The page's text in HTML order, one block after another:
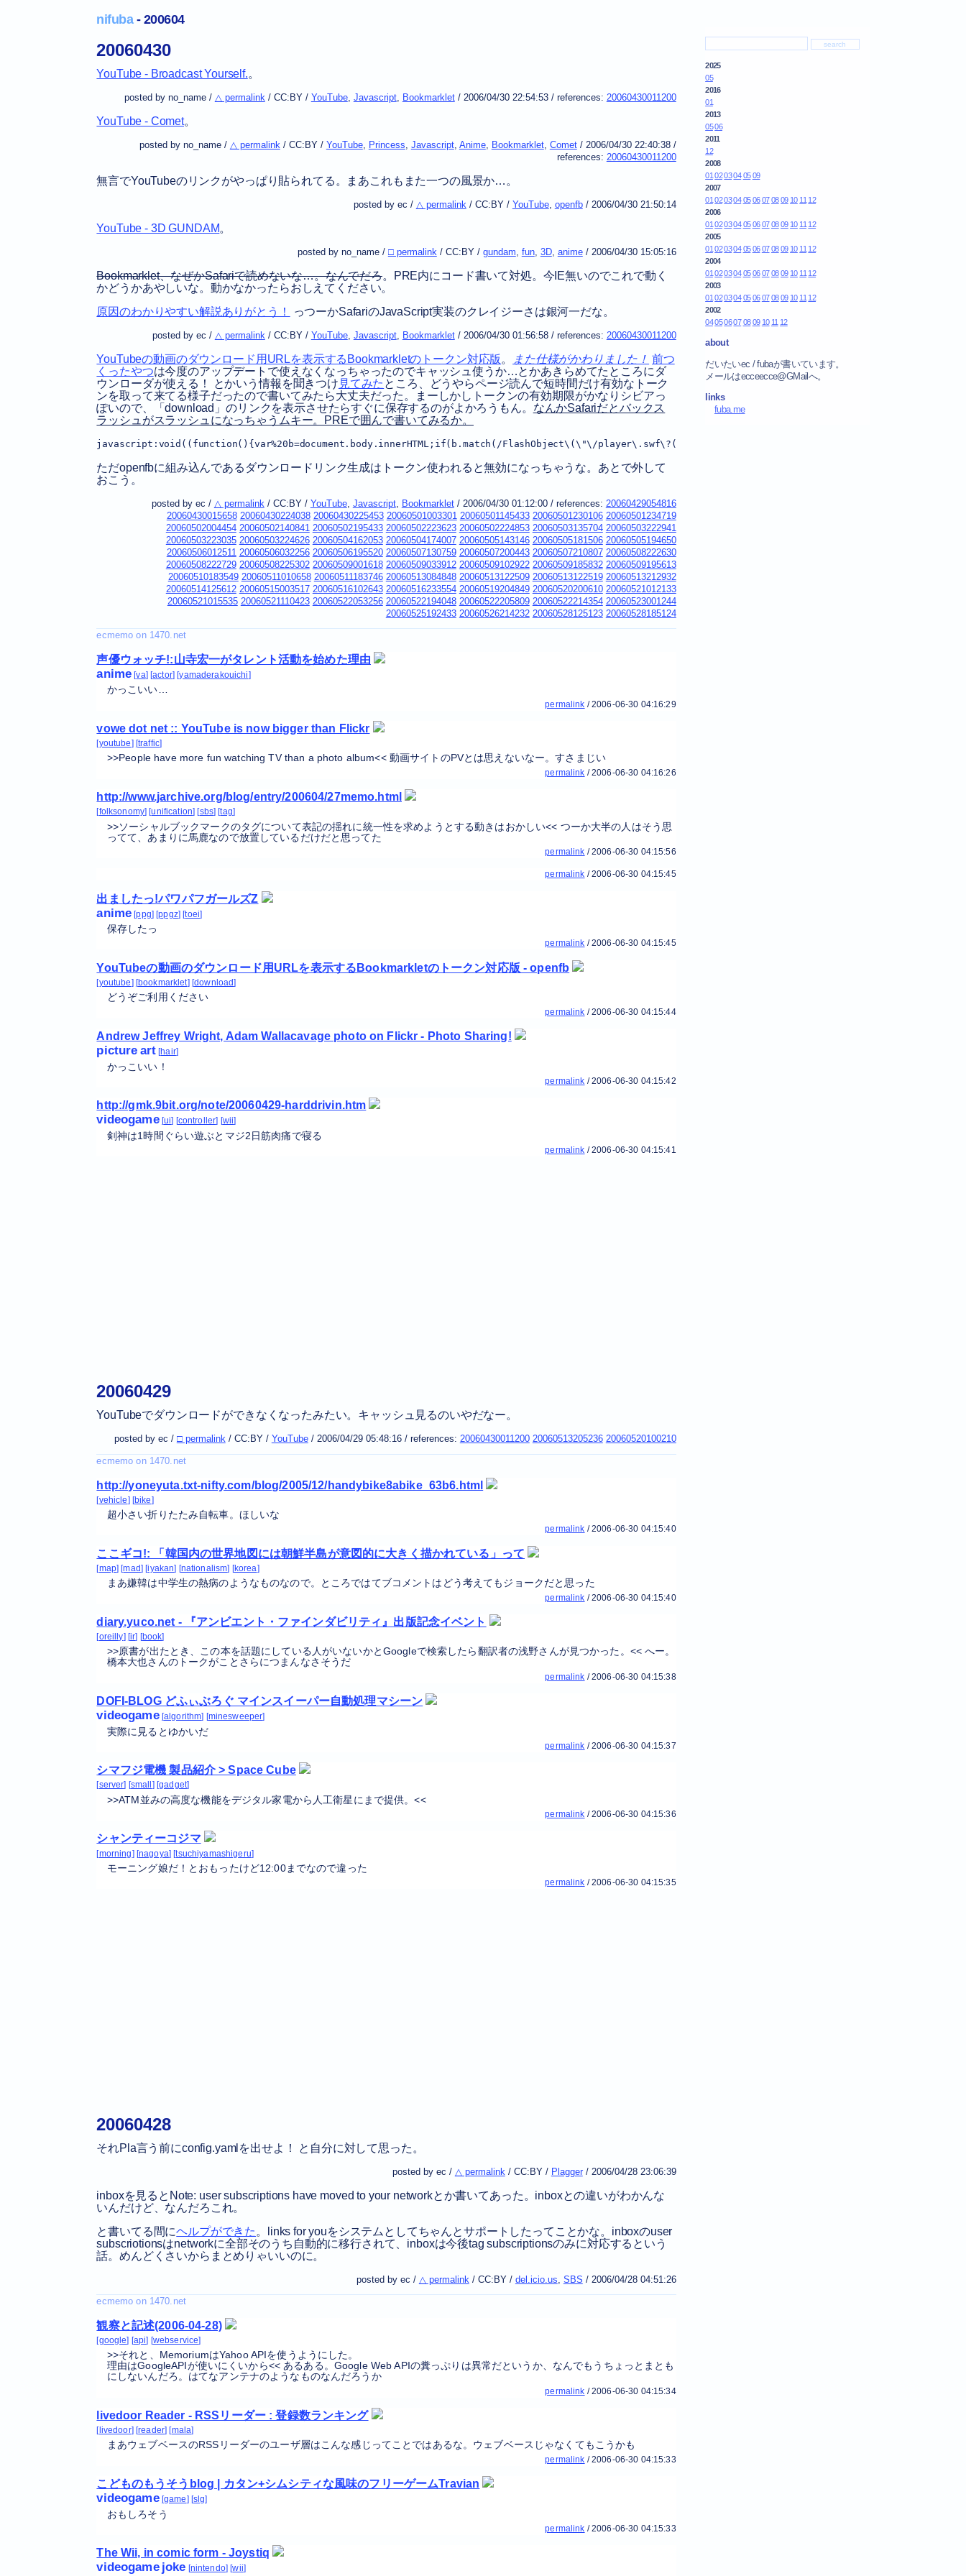
nifuba- 200604
2025
05
2016
01
2013
0506
2011
12
2008
01 020304 05 09
2007
01 020304 05 06 07 0809 10 11 12
2006
01 020304 05 06 07 0809 10 11 12
2005
01 020304 05 06 07 0809 10 11 12
2004
01 020304 05 06 07 0809 10 11 12
2003
01 020304 05 06 07 0809 10 11 12
2002
04050607 08 09 10 11 12
about
だいたいec / fubaが書いています。
メールはecceecce@GMailへ。
links
fuba.me
20060430
YouTube - Broadcast Yourself.。
posted by no_name / △ permalink / CC:BY/ YouTube, Javascript, Bookmarklet/ 2006/04/30 22:54:53/ references: 20060430011200
YouTube - Comet。
posted by no_name / △ permalink / CC:BY/ YouTube, Princess Javascript, Anime, Bookmarklet, Comet/ 2006/04/30 22:40:38/
references: 20060430011200
無言でYouTubeのリンクがやっぱり貼られてる。まあこれもまた一つの風景か…。
posted by ec / △ permalink / CC:BY/ YouTube, openfb/ 2006/04/30 21:50:14
YouTube - 3D GUNDAM。
posted by no_name / □ permalink / CC:BY/ gundam fun, 3D, anime/ 2006/04/30 15:05:16
Bookmarklet、なぜかSafariで読めないな…。なんでだろ。PRE内にコード書いて対処。今IE無いのでこれで動く
かどうかあやしいな。動かなかったらおしえてください。
原因のわかりやすい解説ありがとう！
っつーかSafariのJavaScript実装のクレイジーさは銀河一だな。
posted by ec / △ permalink / CC:BY/ YouTube, Javascript, Bookmarklet/ 2006/04/30 01:56:58/ references: 20060430011200
YouTubeの動画のダウンロード用URLを表示するBookmarkletのトークン対応版 。 また仕様がかわりました！ 前つ
くったやつは今度のアップデートで使えなくなっちゃったのでキャッシュ使うか…とかあきらめてたところにダ
ウンローダが使える！ とかいう情報を聞きつけ 見てみた ところ、どうやらページ読んで短時間だけ有効なトーク
ンを取って来てる様子だったので書いてみたら大丈夫だった。まーしかしトークンの有効期限がかなりシビアっ
ぽいので、「download」のリンクを表示させたらすぐに保存するのがよかろうもん。 なんかSafariだとバックス
ラッシュがスラッシュになっちゃうムキー。PREで囲んで書いてみるか。
javascript:void((function(){var%20b=document.body.innerHTML;if(b.match(/FlashObject\(\"\/player\.swf\?([^\"]+)\"/
ただopenfbに組み込んであるダウンロードリンク生成はトークン使われると無効になっちゃうな。あとで外して
おこう。
posted by ec / △ permalink / CC:BY/ YouTube, Javascript, Bookmarklet/ 2006/04/30 01:12:00/ references: 20060429054816
20060430015658 20060430224038 20060430225453 20060501003301 20060501145433 20060501230106 20060501234719
20060502004454 20060502140841 20060502195433 20060502223623 20060502224853 20060503135704 20060503222941
20060503223035 20060503224626 20060504162053 20060504174007 20060505143146 20060505181506 20060505194650
20060506012511 20060506032256 20060506195520 20060507130759 20060507200443 20060507210807 20060508222630
20060508222729 20060508225302 20060509001618 20060509033912 20060509102922 20060509185832 20060509195613
20060510183549 20060511010658 20060511183746 20060513084848 20060513122509 20060513122519 20060513212932
20060514125612 20060515003517 20060516102643 20060516233554 20060519204849 20060520200610 20060521012133
20060521015535 20060521110423 20060522053256 20060522194048 20060522205809 20060522214354 20060523001244
20060525192433 20060526214232 20060528125123 20060528185124
声優ウォッチ!:山寺宏一がタレント活動を始めた理由
anime va actor yamaderakouichi
かっこいい…
permalink /2006-06-30 04:16:29
vowe dot net :: YouTube is now bigger than Flickr
youtube traffic
>>People have more fun watching TV than a photo album<< 動画サイトのPVとは思えないなー。すさまじい
permalink /2006-06-30 04:16:26
http://www.jarchive.org/blog/entry/200604/27memo.html
folksonomy unification sbs tag
>>ソーシャルブックマークのタグについて表記の揺れに統一性を求めようとする動きはおかしい<< つーか大半の人はそう思
ってて、あまりに馬鹿なので放置しているだけだと思ってた
permalink /2006-06-30 04:15:56
permalink /2006-06-30 04:15:45
出ましたっ!パワパフガールズZ
anime ppg ppgz toei
保存したっ
permalink /2006-06-30 04:15:45
YouTubeの動画のダウンロード用URLを表示するBookmarkletのトークン対応版 - openfb
youtube bookmarklet download
どうぞご利用ください
permalink /2006-06-30 04:15:44
Andrew Jeffrey Wright, Adam Wallacavage photo on Flickr - Photo Sharing!
picture art hair
かっこいい！
permalink /2006-06-30 04:15:42
http://gmk.9bit.org/note/20060429-harddrivin.htm
videogame ui controller wii
剣神は1時間ぐらい遊ぶとマジ2日筋肉痛で寝る
permalink /2006-06-30 04:15:41
20060429
YouTubeでダウンロードができなくなったみたい。キャッシュ見るのいやだなー。
posted by ec / □ permalink/ CC:BY/ YouTube/ 2006/04/29 05:48:16/ references: 20060430011200 20060513205236 20060520100210
http://yoneyuta.txt-nifty.com/blog/2005/12/handybike8abike_63b6.html
vehicle bike
超小さい折りたたみ自転車。ほしいな
permalink /2006-06-30 04:15:40
ここギコ!: 「韓国内の世界地図には朝鮮半島が意図的に大きく描かれている」って
map mad iyakan nationalism korea
まあ嫌韓は中学生の熱病のようなものなので。ところではてブコメントはどう考えてもジョークだと思った
permalink /2006-06-30 04:15:40
diary.yuco.net - 『アンビエント・ファインダビリティ』出版記念イベント
oreilly ir book
>>原書が出たとき、この本を話題にしている人がいないかとGoogleで検索したら翻訳者の浅野さんが見つかった。<< へー。
橋本大也さんのトークがことさらにつまんなさそうだ
permalink /2006-06-30 04:15:38
DOFI-BLOG どふぃぶろぐ マインスイーパー自動処理マシーン
videogame algorithm minesweeper
実際に見るとゆかいだ
permalink /2006-06-30 04:15:37
シマフジ電機 製品紹介 > Space Cube
server small gadget
>>ATM並みの高度な機能をデジタル家電から人工衛星にまで提供。<<
permalink /2006-06-30 04:15:36
シャンティーコジマ
morning nagoya tsuchiyamashigeru
モーニング娘だ！とおもったけど12:00までなので違った
permalink /2006-06-30 04:15:35
20060428
それPla言う前にconfig.yamlを出せよ！ と自分に対して思った。
posted by ec / △ permalink / CC:BY/ Plagger/ 2006/04/28 23:06:39
inboxを見るとNote: user subscriptions have moved to your networkとか書いてあった。inboxとの違いがわかんな
いんだけど、なんだろこれ。
と書いてる間にヘルプができた 。links for youをシステムとしてちゃんとサポートしたってことかな。inboxのuser
subscriotionsはnetworkに全部そのうち自動的に移行されて、inboxは今後tag subscriptionsのみに対応するという
話。めんどくさいからまとめりゃいいのに。
posted by ec / △ permalink / CC:BY/ del.icio.us SBS / 2006/04/28 04:51:26
観察と記述(2006-04-28)
google api webservice
>>それと、MemoriumはYahoo APIを使うようにした。
理由はGoogleAPIが使いにくいから<< あるある。Google Web APIの糞っぷりは異常だというか、なんでもうちょっとまとも
にしないんだろ。はてなアンテナのようなものなんだろうか
permalink /2006-06-30 04:15:34
livedoor Reader - RSSリーダー : 登録数ランキング
livedoor reader mala
まあウェブベースのRSSリーダーのユーザ層はこんな感じってことではあるな。ウェブベースじゃなくてもこうかも
permalink /2006-06-30 04:15:33
こどものもうそうblog | カタン+シムシティな風味のフリーゲームTravian
videogame game slg
おもしろそう
permalink /2006-06-30 04:15:33
The Wii, in comic form - Joystiq
videogame joke nintendo wii